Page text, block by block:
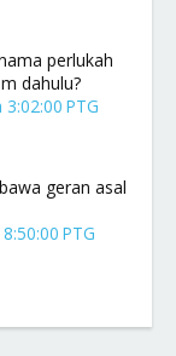
perlukah
dahulu?
PTG
geran asal
PTG